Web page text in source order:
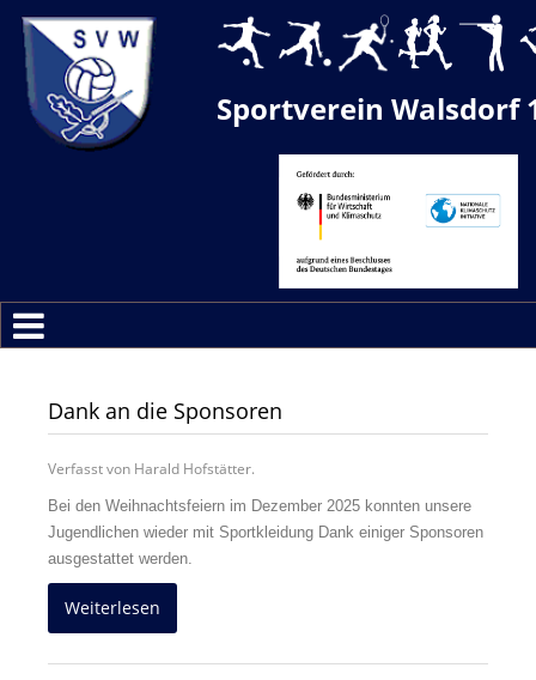
Sportverein Walsdorf
Dank an die Sponsoren
Verfasst von Harald Hofstätter.
Bei den Weihnachtsfeiern im Dezember 2025 konnten unsere
Jugendlichen wieder mit Sportkleidung Dank einiger Sponsoren
ausgestattet werden.
Weiterlesen